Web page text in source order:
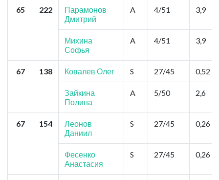
65 222
Парамонов
Дмитрий
A 4/51 3,9
Михина
Софья
A 4/51 3,9
67 138 Ковалев Олег S 27/45 0,52
Зайкина
Полина
A 5/50 2,6
67 154
Леонов
Даниил
S 27/45 0,26
Фесенко
Анастасия
S 27/45 0,26